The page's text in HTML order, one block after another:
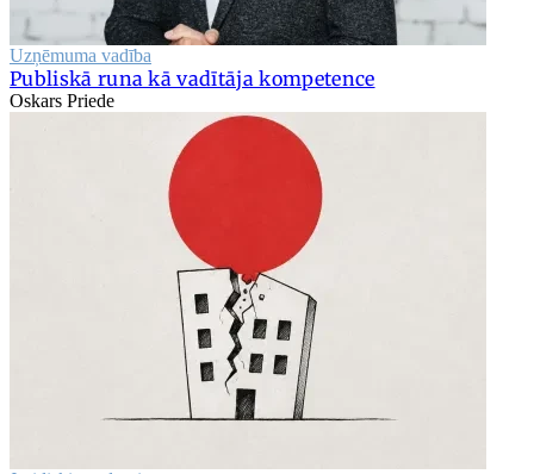
Uzņēmuma vadība
Publiskā runa kā vadītāja kompetence
Oskars Priede